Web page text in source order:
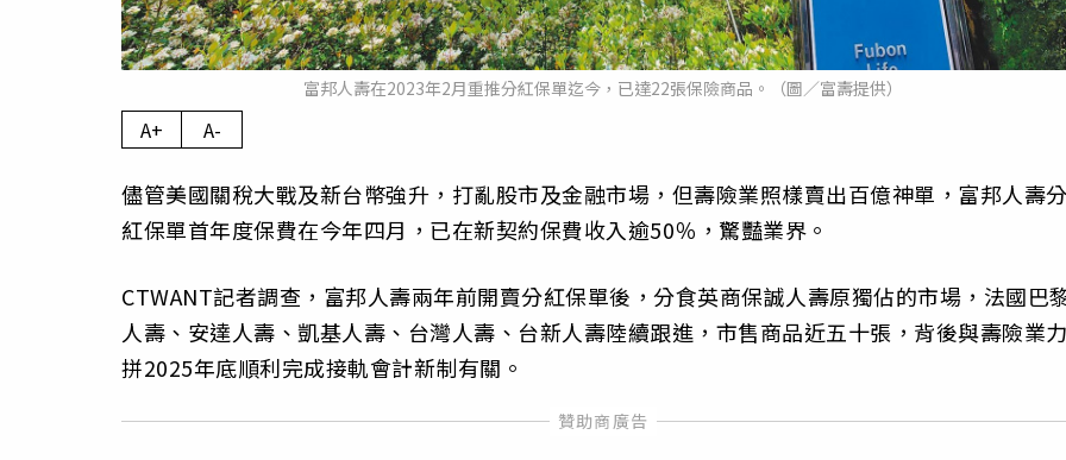
富邦人壽在2023年2月重推分紅保單迄今，已達22張保險商品。（圖／富壽提供）
A+ A-
儘管美國關稅大戰及新台幣強升，打亂股市及金融市場，但壽險業照樣賣出百億神單，富邦人壽
紅保單首年度保費在今年四月，已在新契約保費收入逾50％，驚豔業界。
CTWANT記者調查，富邦人壽兩年前開賣分紅保單後，分食英商保誠人壽原獨佔的市場，法國巴
人壽、安達人壽、凱基人壽、台灣人壽、台新人壽陸續跟進，市售商品近五十張，背後與壽險業
拼2025年底順利完成接軌會計新制有關。